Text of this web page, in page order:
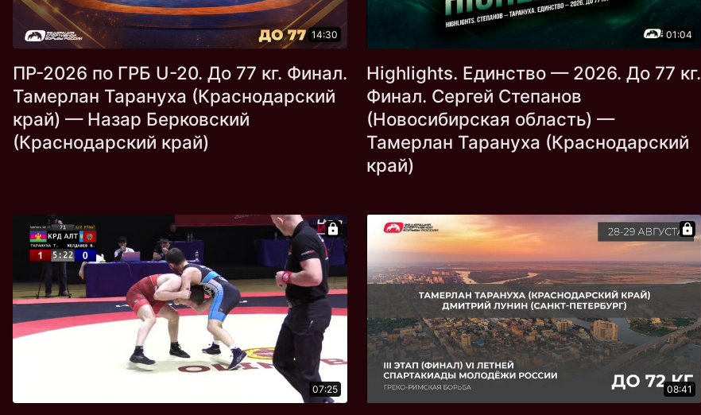
14:30
ПР-2026 по ГРБ U-20. До 77 кг. Финал.
Тамерлан Тарануха (Краснодарский
край) — Назар Берковский
(Краснодарский край)
01:04
Highlights. Единство — 2026. До 77 кг.
Финал. Сергей Степанов
(Новосибирская область) —
Тамерлан Тарануха (Краснодарский
край)
07:25 08:41